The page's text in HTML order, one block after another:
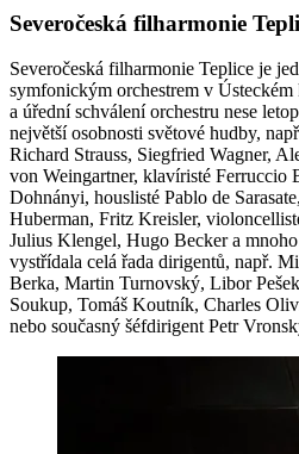
Severočeská filharmonie
Severočeská filharmonie Teplice je
symfonickým orchestrem v
a úřední schválení orchestru nese
největší osobnosti světové hudby,
Richard Strauss, Siegfried Wagner,
von Weingartner, klavíristé Ferruccio
Dohnányi, houslisté Pablo de
Huberman, Fritz Kreisler,
Julius Klengel, Hugo Becker a
vystřídala celá řada dirigentů, např.
Berka, Martin Turnovský, Libor
Soukup, Tomáš Koutník, Charles
nebo současný šéfdirigent Petr